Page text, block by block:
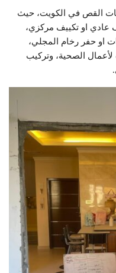
القص في الكويت، حيث
عادي او تكييف مركزي،
او حفر رخام المجلي،
الصحية، وتركيب